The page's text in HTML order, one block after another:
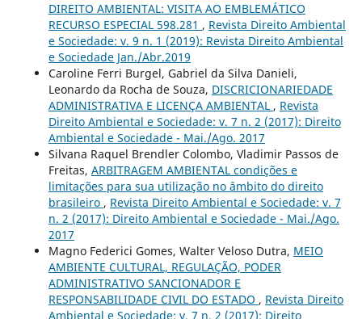
DIREITO AMBIENTAL: VISITA AO EMBLEMÁTICO
RECURSO ESPECIAL 598.281 , Revista Direito Ambiental
e Sociedade: v. 9 n. 1 (2019): Revista Direito Ambiental
e Sociedade Jan./Abr.2019
Caroline Ferri Burgel, Gabriel da Silva Danieli,
Leonardo da Rocha de Souza, DISCRICIONARIEDADE
ADMINISTRATIVA E LICENÇA AMBIENTAL , Revista
Direito Ambiental e Sociedade: v. 7 n. 2 (2017): Direito
Ambiental e Sociedade - Mai./Ago. 2017
Silvana Raquel Brendler Colombo, Vladimir Passos de
Freitas, ARBITRAGEM AMBIENTAL condições e
limitações para sua utilização no âmbito do direito
brasileiro , Revista Direito Ambiental e Sociedade: v. 7
n. 2 (2017): Direito Ambiental e Sociedade - Mai./Ago.
2017
Magno Federici Gomes, Walter Veloso Dutra, MEIO
AMBIENTE CULTURAL, REGULAÇÃO, PODER
ADMINISTRATIVO SANCIONADOR E
RESPONSABILIDADE CIVIL DO ESTADO , Revista Direito
Ambiental e Sociedade: v. 7 n. 2 (2017): Direito